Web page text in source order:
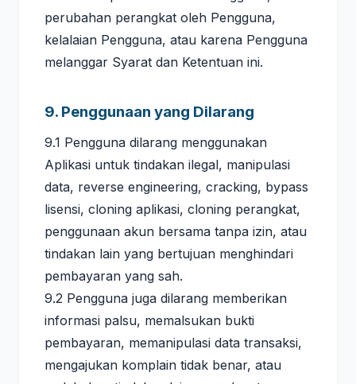
perubahan perangkat oleh Pengguna,
kelalaian Pengguna, atau karena Pengguna
melanggar Syarat dan Ketentuan ini.
9. Penggunaan yang Dilarang
9.1 Pengguna dilarang menggunakan
Aplikasi untuk tindakan ilegal, manipulasi
data, reverse engineering, cracking, bypass
lisensi, cloning aplikasi, cloning perangkat,
penggunaan akun bersama tanpa izin, atau
tindakan lain yang bertujuan menghindari
pembayaran yang sah.
9.2 Pengguna juga dilarang memberikan
informasi palsu, memalsukan bukti
pembayaran, memanipulasi data transaksi,
mengajukan komplain tidak benar, atau